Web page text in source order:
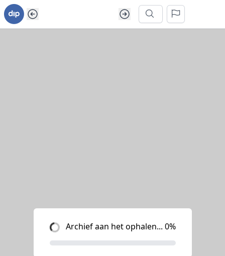
Ga naar inhoud van webarchief
Zoek in dit webarchief
Archief aan het ophalen... 0%